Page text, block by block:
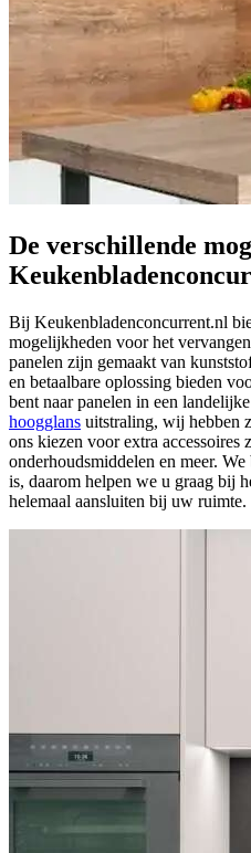
De verschillende
Bij Keukenbladenconcurrent.nl
mogelijkheden voor het
panelen zijn gemaakt van
en betaalbare oplossing bieden
bent naar panelen in een
hoogglans uitstraling, wij hebben
ons kiezen voor extra accessoires
onderhoudsmiddelen en meer.
is, daarom helpen we u graag bij
helemaal aansluiten bij uw ruimte.